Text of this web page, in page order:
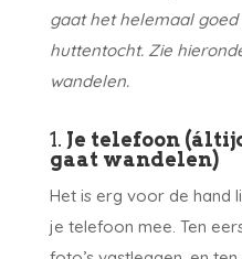
gaat het helemaal
huttentocht. Zie
wandelen.
1. Je telefoon
gaat wandelen)
Het is erg voor de hand
je telefoon mee. Ten